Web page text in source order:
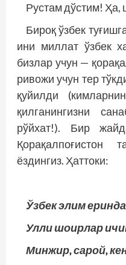
Рустам дўстим! Ҳа,
Бироқ ўзбек
ини миллат ўзбек
бизлар учун —
ривожи учун тер
қуйилди
қилганингизни
рўйхат!). Бир
Қорақалпоғистон
ёздингиз. Ҳаттоки:
Ўзбек элим
Улли шоирлар
Минжир, сарой,